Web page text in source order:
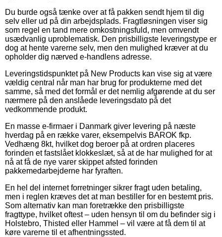
Du burde også tænke over at få pakken sendt hjem til dig
selv eller ud på din arbejdsplads. Fragtløsningen viser sig
som regel en tand mere omkostningsfuld, men omvendt
usædvanlig uproblematisk. Den prisbilligste leveringstype er
dog at hente varerne selv, men den mulighed kræver at du
opholder dig nærved e-handlens adresse.
Leveringstidspunktet på New Products kan vise sig at være
vældig central når man har brug for produkterne med det
samme, så med det formål er det nemlig afgørende at du ser
nærmere på den anslåede leveringsdato på det
vedkommende produkt.
En masse e-firmaer i Danmark giver levering på næste
hverdag på en række varer, eksempelvis BAROK fkp.
Vedhæng 8kt, hvilket dog beroer på at ordren placeres
forinden et fastslået klokkeslæt, så at de har mulighed for at
nå at få de nye varer skippet afsted forinden
pakkemedarbejderne har fyraften.
En hel del internet forretninger sikrer fragt uden betaling,
men i reglen kræves det at man bestiller for en bestemt pris.
Som alternativ kan man foretrække den prisbilligste
fragttype, hvilket oftest – uden hensyn til om du befinder sig i
Holstebro, Thisted eller Hammel – vil være at få dem til at
køre varerne til et afhentningssted.